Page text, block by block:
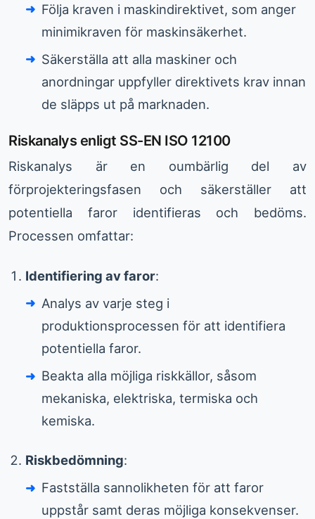
Följa kraven i maskindirektivet, som anger
minimikraven för maskinsäkerhet.
Säkerställa att alla maskiner och
anordningar uppfyller direktivets krav innan
de släpps ut på marknaden.
Riskanalys enligt SS-EN ISO 12100
Riskanalys är en oumbärlig del av
förprojekteringsfasen och säkerställer att
potentiella faror identifieras och bedöms.
Processen omfattar:
Identifiering av faror:
Analys av varje steg i
produktionsprocessen för att identifiera
potentiella faror.
Beakta alla möjliga riskkällor, såsom
mekaniska, elektriska, termiska och
kemiska.
Riskbedömning:
Fastställa sannolikheten för att faror
uppstår samt deras möjliga konsekvenser.